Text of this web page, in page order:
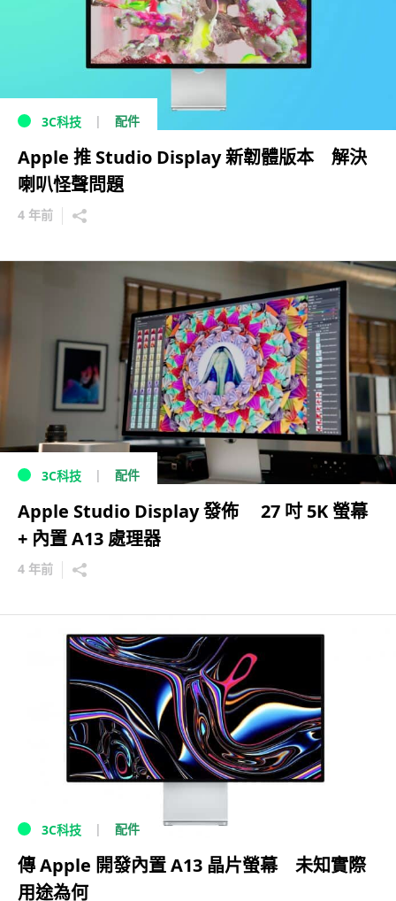
3C科技 配件
Apple 推 Studio Display 新韌體版本 解決
喇叭怪聲問題
4 年前
3C科技 配件
Apple Studio Display 發佈 27 吋 5K 螢幕
+ 內置 A13 處理器
4 年前
3C科技 配件
傳 Apple 開發內置 A13 晶片螢幕 未知實際
用途為何